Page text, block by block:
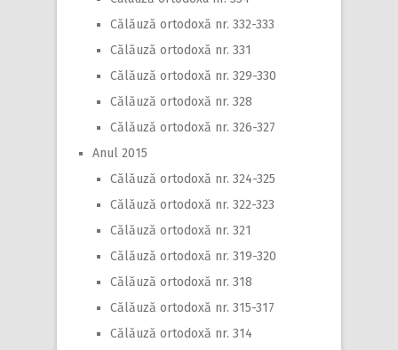
Călăuză ortodoxă nr. 332-333
Călăuză ortodoxă nr. 331
Călăuză ortodoxă nr. 329-330
Călăuză ortodoxă nr. 328
Călăuză ortodoxă nr. 326-327
Anul 2015
Călăuză ortodoxă nr. 324-325
Călăuză ortodoxă nr. 322-323
Călăuză ortodoxă nr. 321
Călăuză ortodoxă nr. 319-320
Călăuză ortodoxă nr. 318
Călăuză ortodoxă nr. 315-317
Călăuză ortodoxă nr. 314